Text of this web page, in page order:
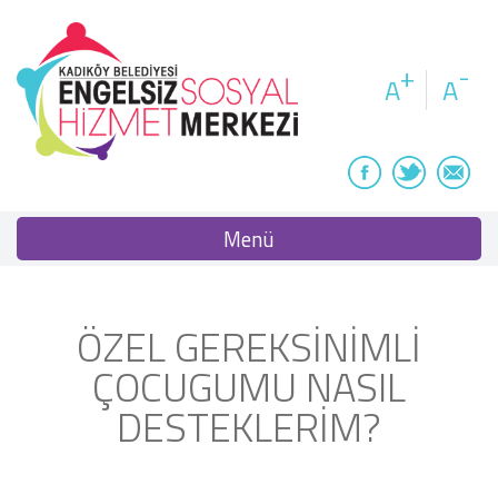
A+ A-
Menü
ÖZEL GEREKSİNİMLİ
ÇOCUGUMU NASIL
DESTEKLERİM?